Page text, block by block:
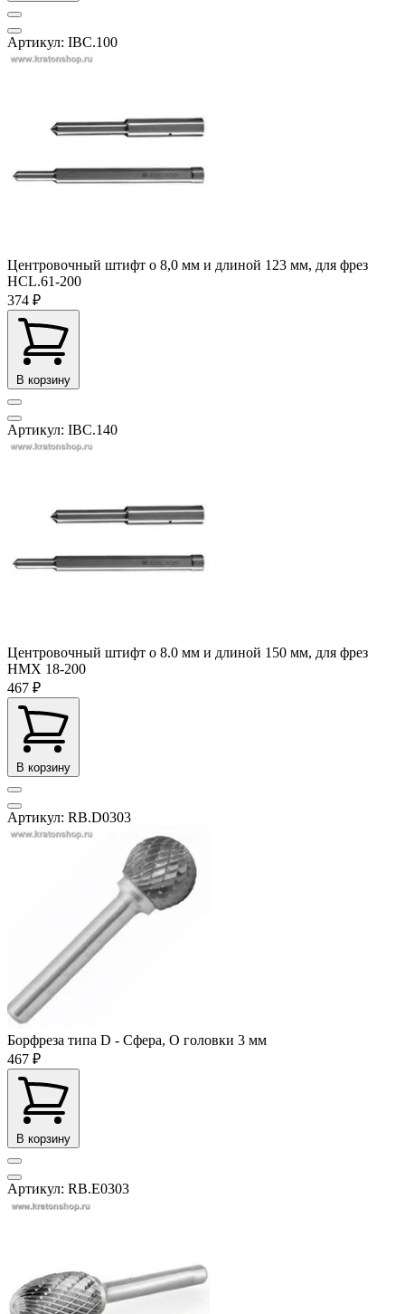
Артикул: IBC.100
Центровочный штифт o 8,0 мм и длиной 123 мм, для фрез
HCL.61-200
374 ₽
В корзину
Артикул: IBC.140
Центровочный штифт o 8.0 мм и длиной 150 мм, для фрез
HMX 18-200
467 ₽
В корзину
Артикул: RB.D0303
Борфреза типа D - Сфера, O головки 3 мм
467 ₽
В корзину
Артикул: RB.E0303